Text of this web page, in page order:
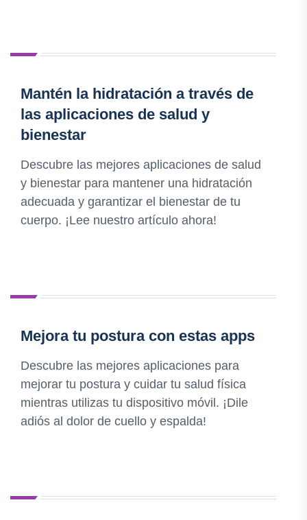
Mantén la hidratación a través de
las aplicaciones de salud y
bienestar
Descubre las mejores aplicaciones de salud
y bienestar para mantener una hidratación
adecuada y garantizar el bienestar de tu
cuerpo. ¡Lee nuestro artículo ahora!
Mejora tu postura con estas apps
Descubre las mejores aplicaciones para
mejorar tu postura y cuidar tu salud física
mientras utilizas tu dispositivo móvil. ¡Dile
adiós al dolor de cuello y espalda!